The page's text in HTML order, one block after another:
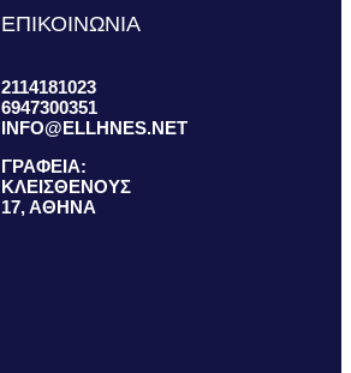
ΕΠΙΚΟΙΝΩΝΙΑ
2114181023
6947300351
INFO@ELLHNES.NET
ΓΡΑΦΕΙΑ:
ΚΛΕΙΣΘΕΝΟΥΣ
17, ΑΘΗΝΑ